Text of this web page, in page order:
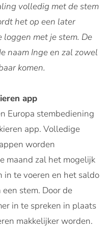
volledig met de stem
het op een later
loggen met je stem. De
naam Inge en zal zowel
komen.
app
Europa stembediening
app. Volledige
worden
maand zal het mogelijk
te voeren en het saldo
stem. Door de
in te spreken in plaats
makkelijker worden.